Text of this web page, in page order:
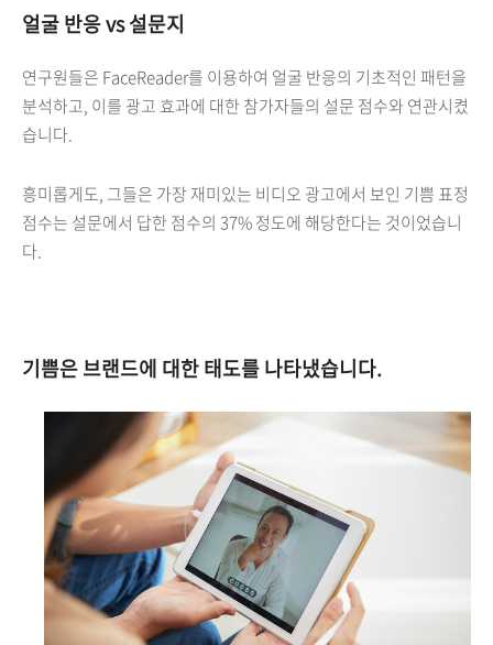
얼굴 반응 vs 설문지
연구원들은 FaceReader를 이용하여 얼굴 반응의 기초적인 패턴을
분석하고, 이를 광고 효과에 대한 참가자들의 설문 점수와 연관시켰
습니다.
흥미롭게도, 그들은 가장 재미있는 비디오 광고에서 보인 기쁨 표정
점수는 설문에서 답한 점수의 37% 정도에 해당한다는 것이었습니
다.
기쁨은 브랜드에 대한 태도를 나타냈습니다.